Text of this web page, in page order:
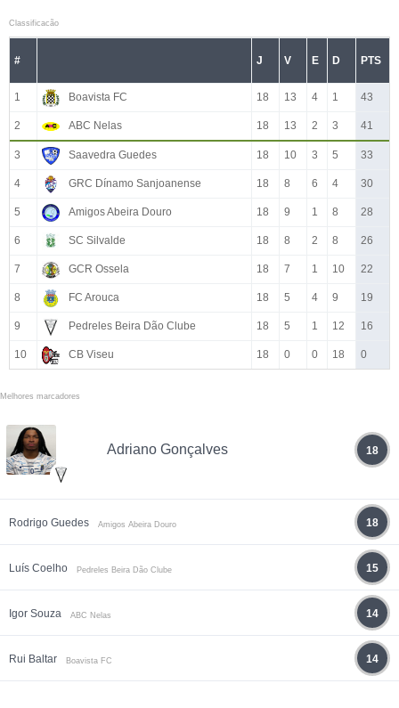
Classificacão
# J V E D PTS
1 Boavista FC 18 13 4 1 43
2 ABC Nelas 18 13 2 3 41
3 Saavedra Guedes 18 10 3 5 33
4 GRC Dínamo Sanjoanense 18 8 6 4 30
5 Amigos Abeira Douro 18 9 1 8 28
6 SC Silvalde 18 8 2 8 26
7 GCR Ossela 18 7 1 10 22
8 FC Arouca 18 5 4 9 19
9 Pedreles Beira Dão Clube 18 5 1 12 16
10 CB Viseu 18 0 0 18 0
Melhores marcadores
Adriano Gonçalves 18
Rodrigo Guedes Amigos Abeira Douro 18
Luís Coelho Pedreles Beira Dão Clube 15
Igor Souza ABC Nelas 14
Rui Baltar Boavista FC 14